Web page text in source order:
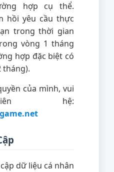
hợp cụ thể.
hồi yêu cầu thực
trong thời gian
vòng 1 tháng
hợp đặc biệt có
tháng).
của mình, vui
hệ:
dữ liệu cá nhân